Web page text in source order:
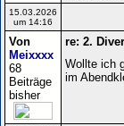
15.03.2026
um 14:16
Von
Meixxxx
68
Beiträge
bisher
re: 2.
Wollte ich
im